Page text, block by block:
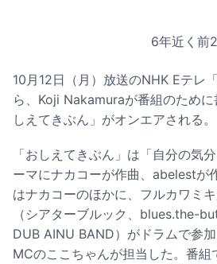
6年近く前
10月12日（月）放送のNHK Eテレ
ら、Koji Nakamuraが番組のため
しえてきぶん」がオンエアされる。
「おしえてきぶん」は「自分の気
ーマにナカコーが作曲、abelestが
はナカコーのほかに、フルカワミ
（シアターブルック、blues.the-
DUB AINU BAND）がドラムで参
MCのここちゃんが担当した。番組